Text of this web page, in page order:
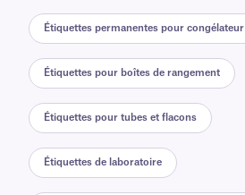
Étiquettes permanentes pour congélateur
Étiquettes pour boîtes de rangement
Étiquettes pour tubes et flacons
Étiquettes de laboratoire